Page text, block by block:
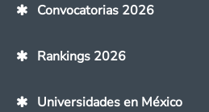
Convocatorias 2026
Rankings 2026
Universidades en México